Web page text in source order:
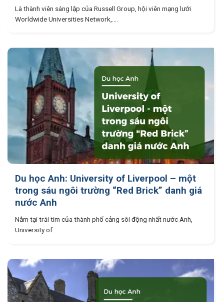
Là thành viên sáng lập của Russell Group, hội viên mạng lưới
Worldwide Universities Network,....
Du học Anh: University of Liverpool – một
trong sáu ngôi trường “Red Brick” danh giá
nước Anh
Nằm tại trái tim của thành phố cảng sôi động nhất nước Anh,
University of....